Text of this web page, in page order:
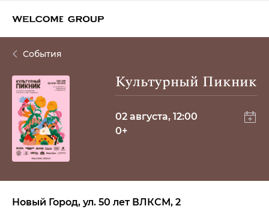
События
Культурный Пикник
02 августа, 12:00
0+
Новый Город, ул. 50 лет ВЛКСМ, 2